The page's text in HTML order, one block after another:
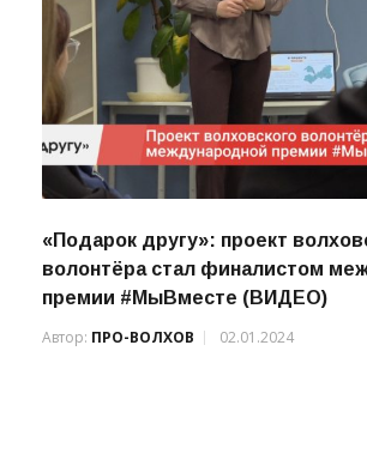
«Подарок другу»: проект
премии #МыВместе (ВИДЕО)